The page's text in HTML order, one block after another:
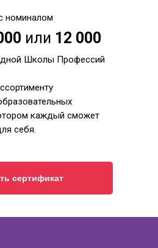
сертификат
номиналом
Школы Профессий
каждый сможет
себя.
или 12 000